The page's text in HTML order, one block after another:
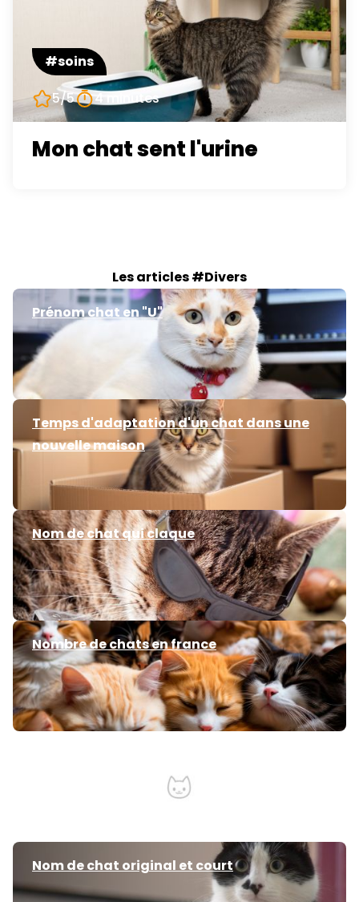
#soins
5/5
4 minutes
Mon chat sent l'urine
Les articles #Divers
Prénom chat en "U"
Temps d'adaptation d'un chat dans une
nouvelle maison
Nom de chat qui claque
Nombre de chats en france
Nom de chat original et court